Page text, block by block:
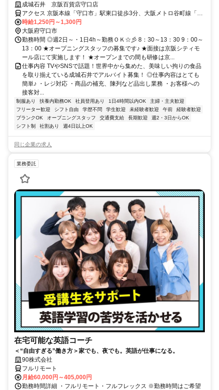
週2日・4h～無理なく自分らしく働く
成城石井 京阪百貨店守口店
アクセス 京阪本線「守口市」駅東口徒歩3分、大阪メトロ谷町線「守
口」駅徒歩7分
時給1,250円～1,300円
大阪府守口市
勤務時間 ◎週2日～・1日4h～勤務ＯＫ☆彡 8：30～13：30 9：00～
13：00 ★オープニングスタッフの募集です♪ ★面接は京阪シティモ
ール店にて実施します！ ★オープンまでの間も研修は京...
仕事内容 TVやSNSで話題！世界中から集めた、美味しい拘りの食品
を取り揃えている成城石井でアルバイト募集！ ◎仕事内容はとても
簡単♪ ・レジ対応 ・商品の補充、陳列など品出し業務 ・お客様への
接客対...
制服あり 扶養内勤務OK 社員登用あり 1日4時間以内OK
主婦・主夫歓迎
フリーター歓迎
シフト自由 学歴不問 学生歓迎 未経験者歓迎 午前
経験者歓迎
ブランクOK
オープニングスタッフ 交通費支給 長期歓迎
週2・3日からOK
シフト制
社割あり 週4日以上OK
同じ企業の求人
業務委託
在宅可能な英語コーチ
＜“自由すぎる”働き方＞家でも、夜でも。英語が仕事になる。
90株式会社
フルリモート
月給60,000円～405,000円
勤務時間詳細 ・フルリモート・フルフレックス ※勤務時間はご希望